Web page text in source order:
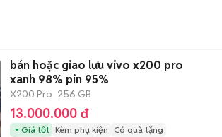
bán hoặc giao lưu vivo x200 pro
xanh 98% pin 95%
X200 Pro 256 GB
13.000.000 đ
Giá tốt Kèm phụ kiện Có quà tặng